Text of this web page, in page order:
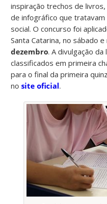
inspiração trechos de
de infográfico que
social. O concurso foi
Santa Catarina, no sábado
dezembro. A divulgação
classificados em primeira
para o final da primeira
no site oficial.